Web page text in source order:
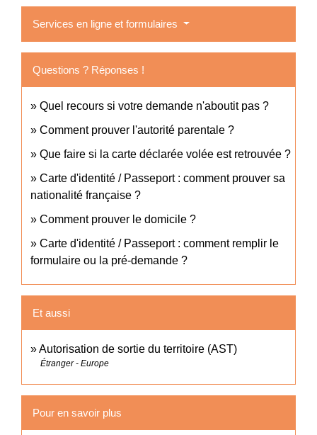
Services en ligne et formulaires
Questions ? Réponses !
Quel recours si votre demande n'aboutit pas ?
Comment prouver l'autorité parentale ?
Que faire si la carte déclarée volée est retrouvée ?
Carte d'identité / Passeport : comment prouver sa
nationalité française ?
Comment prouver le domicile ?
Carte d'identité / Passeport : comment remplir le
formulaire ou la pré-demande ?
Et aussi
Autorisation de sortie du territoire (AST)
Étranger - Europe
Pour en savoir plus